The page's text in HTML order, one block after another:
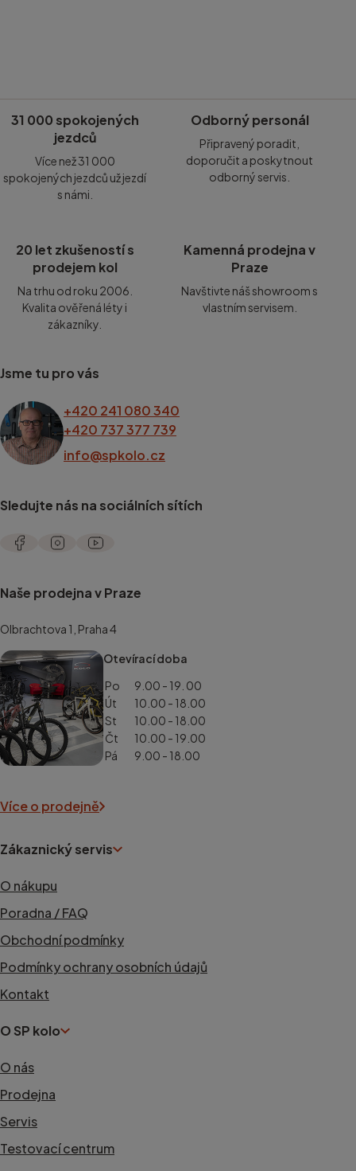
31 000 spokojených
jezdců
Více než 31 000
spokojených jezdců už jezdí
s námi.
Odborný personál
Připravený poradit,
doporučit a poskytnout
odborný servis.
20 let zkušeností s
prodejem kol
Na trhu od roku 2006.
Kvalita ověřená léty i
zákazníky.
Kamenná prodejna v
Praze
Navštivte náš showroom s
vlastním servisem.
Jsme tu pro vás
+420 241 080 340
+420 737 377 739
info@spkolo.cz
Sledujte nás na sociálních sítích
Naše prodejna v Praze
Olbrachtova 1, Praha 4
Otevírací doba
Po
9.00 - 19. 00
Út
10.00 - 18.00
St
10.00 - 18.00
Čt
10.00 - 19.00
Pá
9.00 - 18.00
Více o prodejně
Zákaznický servis
O nákupu
Poradna / FAQ
Obchodní podmínky
Podmínky ochrany osobních údajů
Kontakt
O SP kolo
O nás
Prodejna
Servis
Testovací centrum